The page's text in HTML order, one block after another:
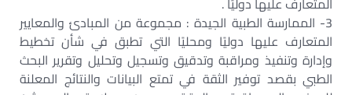
3- الممارسة الطبية الجيدة : مجموعة من المبادئ والمعايير
المتعارف عليها دوليًا ومحليًا التي تطبق في شأن تخطيط
وإدارة وتنفيذ ومراقبة وتدقيق وتسجيل وتحليل وتقرير البحث
الطبي بقصد توفير الثقة في تمتع البيانات والنتائج المعلنة